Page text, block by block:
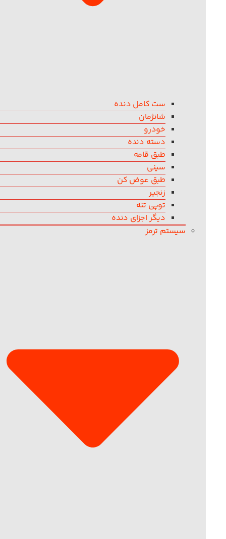
ست کامل دنده
شانژمان
خودرو
دسته دنده
طبق قامه
سینی
طبق عوض کن
زنجیر
توپی تنه
دیگر اجزای دنده
سیستم ترمز